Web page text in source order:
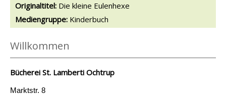
Originaltitel: Die kleine Eulenhexe
Mediengruppe: Kinderbuch
Willkommen
Bücherei St. Lamberti Ochtrup
Marktstr. 8